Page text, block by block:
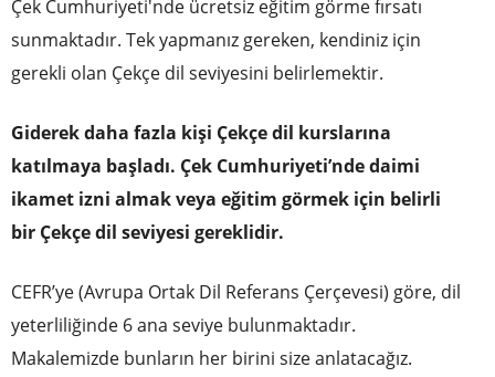
Çek Cumhuriyeti'nde ücretsiz eğitim görme fırsatı
sunmaktadır. Tek yapmanız gereken, kendiniz için
gerekli olan Çekçe dil seviyesini belirlemektir.
Giderek daha fazla kişi Çekçe dil kurslarına
katılmaya başladı. Çek Cumhuriyeti’nde daimi
ikamet izni almak veya eğitim görmek için belirli
bir Çekçe dil seviyesi gereklidir.
CEFR’ye (Avrupa Ortak Dil Referans Çerçevesi) göre, dil
yeterliliğinde 6 ana seviye bulunmaktadır.
Makalemizde bunların her birini size anlatacağız.